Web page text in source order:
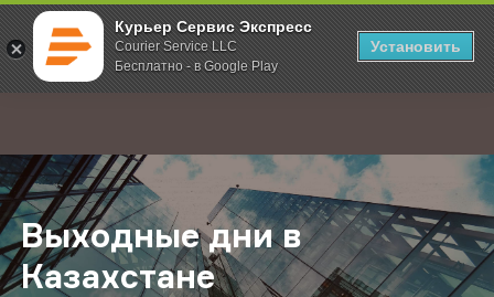
Курьер Сервис Экспресс
Courier Service LLC
Бесплатно - в Google Play
Установить
; Главная О компании Новости Выходные дни в Казахстане
Выходные дни в
Казахстане